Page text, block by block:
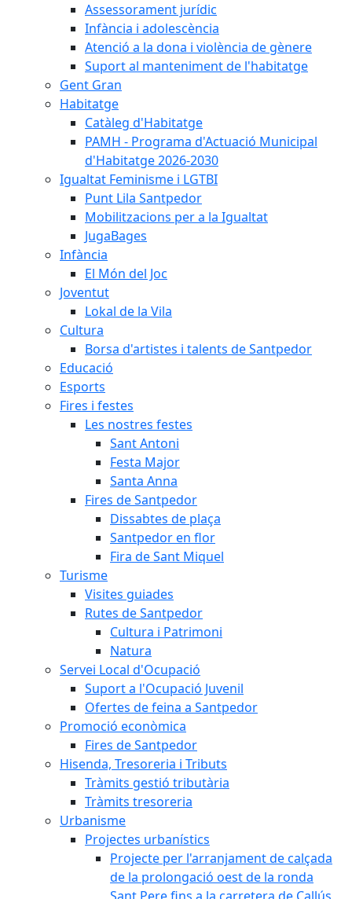
Assessorament jurídic
Infància i adolescència
Atenció a la dona i violència de gènere
Suport al manteniment de l'habitatge
Gent Gran
Habitatge
Catàleg d'Habitatge
PAMH - Programa d'Actuació Municipal
d'Habitatge 2026-2030
Igualtat Feminisme i LGTBI
Punt Lila Santpedor
Mobilitzacions per a la Igualtat
JugaBages
Infància
El Món del Joc
Joventut
Lokal de la Vila
Cultura
Borsa d'artistes i talents de Santpedor
Educació
Esports
Fires i festes
Les nostres festes
Sant Antoni
Festa Major
Santa Anna
Fires de Santpedor
Dissabtes de plaça
Santpedor en flor
Fira de Sant Miquel
Turisme
Visites guiades
Rutes de Santpedor
Cultura i Patrimoni
Natura
Servei Local d'Ocupació
Suport a l'Ocupació Juvenil
Ofertes de feina a Santpedor
Promoció econòmica
Fires de Santpedor
Hisenda, Tresoreria i Tributs
Tràmits gestió tributària
Tràmits tresoreria
Urbanisme
Projectes urbanístics
Projecte per l'arranjament de calçada
de la prolongació oest de la ronda